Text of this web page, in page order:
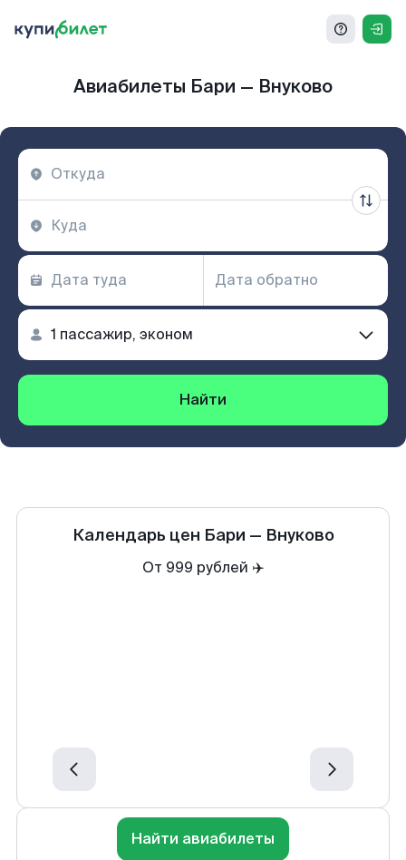
Авиабилеты Бари — Внуково
Найти
Календарь цен Бари — Внуково
От 999 рублей ✈️
Найти авиабилеты